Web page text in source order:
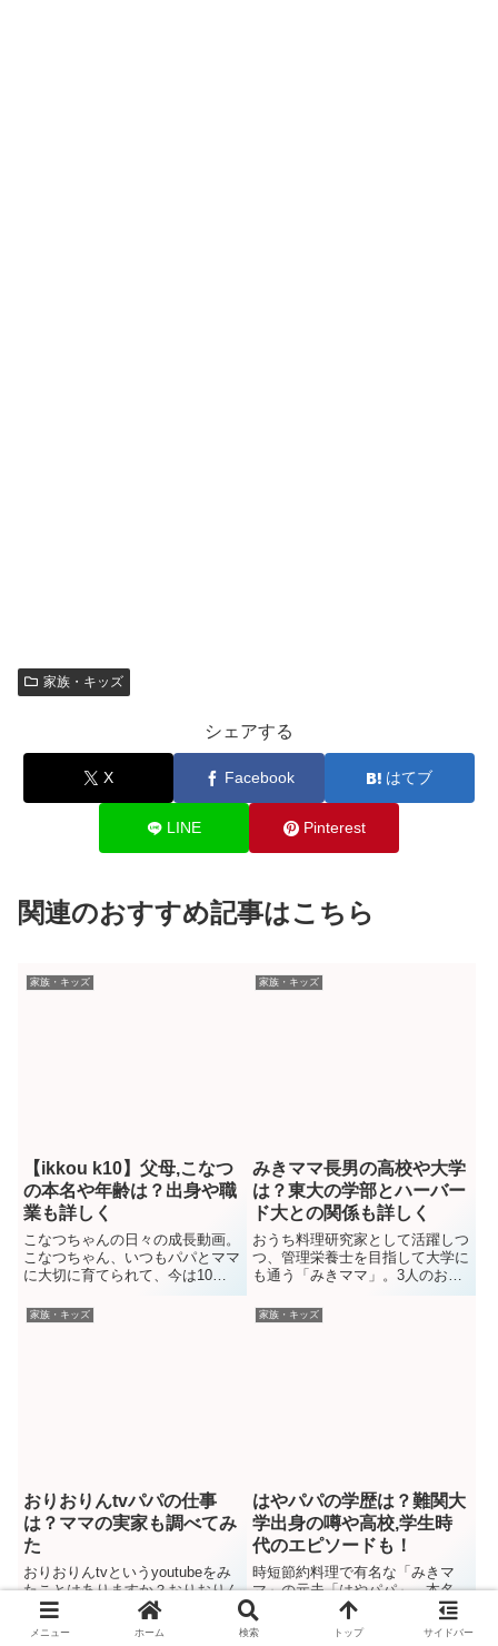
家族・キッズ
シェアする
X Facebook はてブ
LINE Pinterest
関連のおすすめ記事はこちら
家族・キッズ
【ikkou k10】父母,こなつ
の本名や年齢は？出身や職
業も詳しく
こなつちゃんの日々の成長動画。
こなつちゃん、いつもパパとママ
に大切に育てられて、今は10歳
になっていますね！（2024年3月
現在）ここでは、こなつちゃんや
家族・キッズ
みきママ長男の高校や大学
は？東大の学部とハーバー
ド大との関係も詳しく
おうち料理研究家として活躍しつ
つ、管理栄養士を目指して大学に
も通う「みきママ」。3人のお子
（はると）さんは東大に合格され
家族・キッズ
おりおりんtvパパの仕事
は？ママの実家も調べてみ
た
おりおりんtvというyoutubeをみ
たことはありますか？おりおりん
ママの出産を機に始めたyoutube
チャンネルで、それ以降はおりお
家族・キッズ
はやパパの学歴は？難関大
学出身の噂や高校,学生時
代のエピソードも！
時短節約料理で有名な「みきマ
マ」の元夫「はやパパ」。本名
「藤原速人」さんですが、その経
歴から難関大学出身では？とか埼
メニュー ホーム 検索 トップ サイドバー